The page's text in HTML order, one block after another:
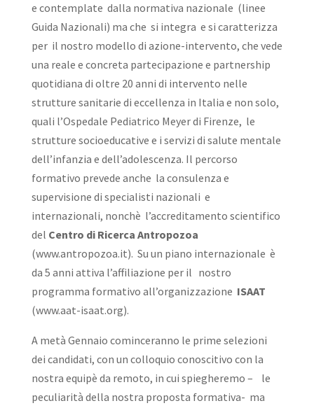
e contemplate dalla normativa nazionale (linee
Guida Nazionali) ma che si integra e si caratterizza
per il nostro modello di azione-intervento, che vede
una reale e concreta partecipazione e partnership
quotidiana di oltre 20 anni di intervento nelle
strutture sanitarie di eccellenza in Italia e non solo,
quali l’Ospedale Pediatrico Meyer di Firenze, le
strutture socioeducative e i servizi di salute mentale
dell’infanzia e dell’adolescenza. Il percorso
formativo prevede anche la consulenza e
supervisione di specialisti nazionali e
internazionali, nonchè l’accreditamento scientifico
del Centro di Ricerca Antropozoa
(www.antropozoa.it). Su un piano internazionale è
da 5 anni attiva l’affiliazione per il nostro
programma formativo all’organizzazione ISAAT
(www.aat-isaat.org).
A metà Gennaio cominceranno le prime selezioni
dei candidati, con un colloquio conoscitivo con la
nostra equipè da remoto, in cui spiegheremo – le
peculiarità della nostra proposta formativa- ma